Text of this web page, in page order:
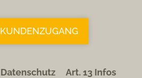
Datenschutz
Art. 13 Infos
KUNDENZUGANG